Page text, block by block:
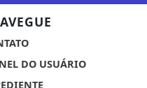
DO USUÁRIO